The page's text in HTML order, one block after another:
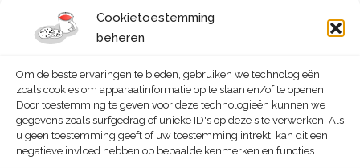
Cookietoestemming
beheren
Om de beste ervaringen te bieden, gebruiken we technologieën
zoals cookies om apparaatinformatie op te slaan en/of te openen.
Door toestemming te geven voor deze technologieën kunnen we
gegevens zoals surfgedrag of unieke ID's op deze site verwerken. Als
u geen toestemming geeft of uw toestemming intrekt, kan dit een
negatieve invloed hebben op bepaalde kenmerken en functies.